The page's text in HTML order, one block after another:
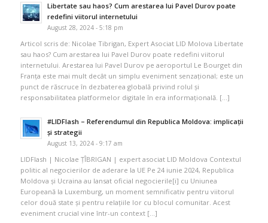
Libertate sau haos? Cum arestarea lui Pavel Durov poate
redefini viitorul internetului
August 28, 2024 - 5:18 pm
Articol scris de: Nicolae Tibrigan, Expert Asociat LID Molova Libertate
sau haos? Cum arestarea lui Pavel Durov poate redefini viitorul
internetului. Arestarea lui Pavel Durov pe aeroportul Le Bourget din
Franța este mai mult decât un simplu eveniment senzațional; este un
punct de răscruce în dezbaterea globală privind rolul și
responsabilitatea platformelor digitale în era informațională. […]
#LIDFlash – Referendumul din Republica Moldova: implicații
și strategii
August 13, 2024 - 9:17 am
LIDFlash | Nicolae ȚÎBRIGAN | expert asociat LID Moldova Contextul
politic al negocierilor de aderare la UE Pe 24 iunie 2024, Republica
Moldova și Ucraina au lansat oficial negocierile[i] cu Uniunea
Europeană la Luxemburg, un moment semnificativ pentru viitorul
celor două state și pentru relațiile lor cu blocul comunitar. Acest
eveniment crucial vine într-un context […]